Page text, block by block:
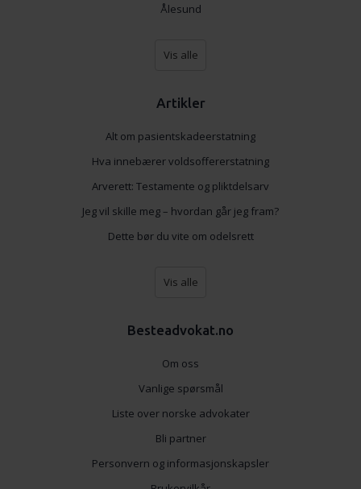
Ålesund
Vis alle
Artikler
Alt om pasientskadeerstatning
Hva innebærer voldsoffererstatning
Arverett: Testamente og pliktdelsarv
Jeg vil skille meg – hvordan går jeg fram?
Dette bør du vite om odelsrett
Vis alle
Besteadvokat.no
Om oss
Vanlige spørsmål
Liste over norske advokater
Bli partner
Personvern og informasjonskapsler